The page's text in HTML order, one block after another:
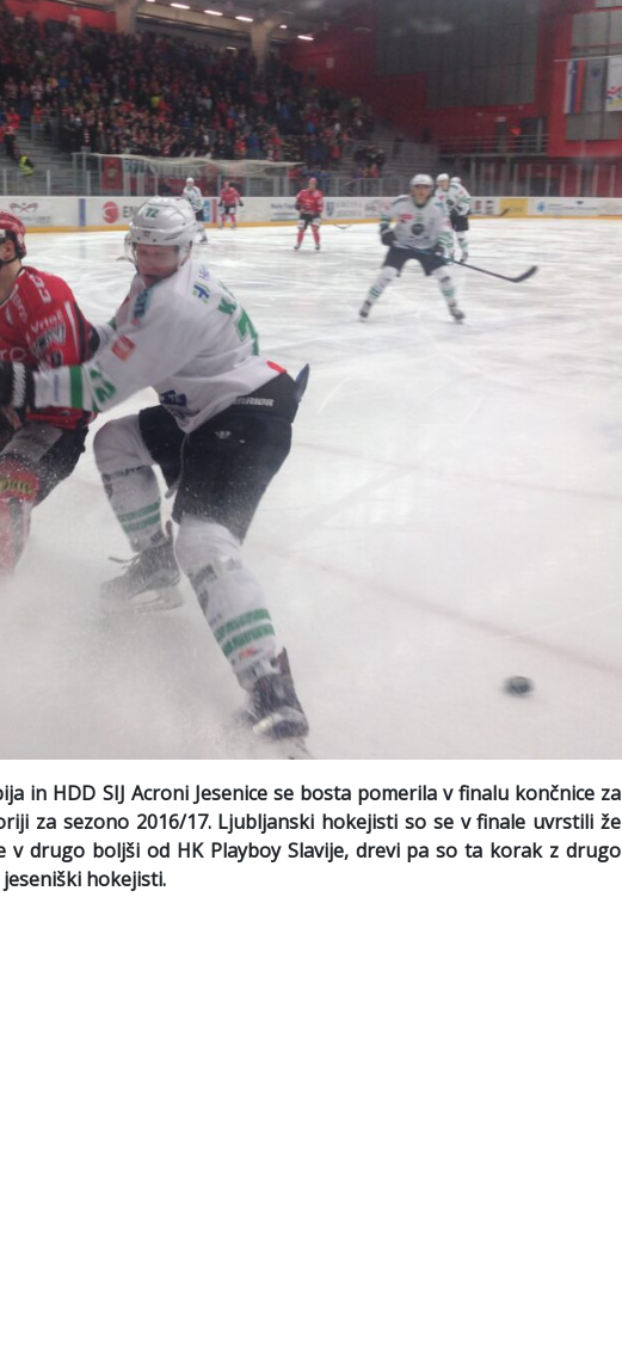
in HDD SIJ Acroni Jesenice se bosta pomerila v finalu končnice za
za sezono 2016/17. Ljubljanski hokejisti so se v finale uvrstili že
drugo boljši od HK Playboy Slavije, drevi pa so ta korak z drugo
jeseniški hokejisti.